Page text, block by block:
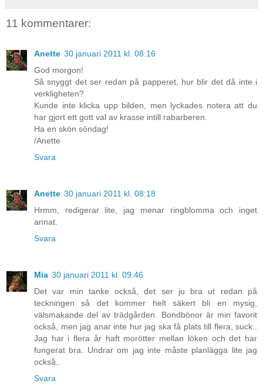
11 kommentarer:
Anette 30 januari 2011 kl. 08:16
God morgon!
Så snyggt det ser redan på papperet, hur blir det då inte i
verkligheten?
Kunde inte klicka upp bilden, men lyckades notera att du
har gjort ett gott val av krasse intill rabarberen.
Ha en skön söndag!
/Anette
Svara
Anette 30 januari 2011 kl. 08:18
Hrmm, redigerar lite, jag menar ringblomma och inget
annat.
Svara
Mia 30 januari 2011 kl. 09:46
Det var min tanke också, det ser ju bra ut redan på
teckningen så det kommer helt säkert bli en mysig,
välsmakande del av trädgården. Bondbönor är min favorit
också, men jag anar inte hur jag ska få plats till flera, suck..
Jag har i flera år haft morötter mellan löken och det har
fungerat bra. Undrar om jag inte måste planlägga lite jag
också..
Svara